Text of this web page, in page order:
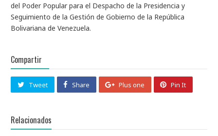
del Poder Popular para el Despacho de la Presidencia y
Seguimiento de la Gestión de Gobierno de la República
Bolivariana de Venezuela.
Compartir
Tweet Share Plus one Pin It
Relacionados